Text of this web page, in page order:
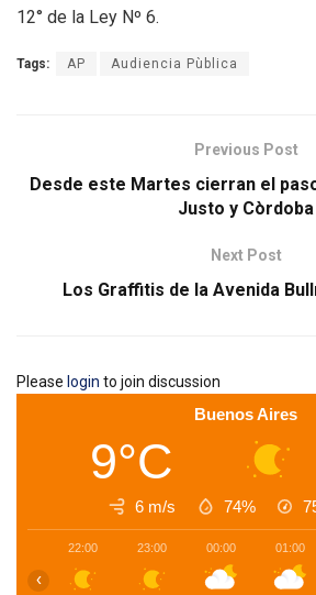
12° de la Ley Nº 6.
Tags: AP Audiencia Pùblica
Previous Post
Desde este Martes cierran el
Justo y Còrdoba
Next Post
Los Graffitis de la Avenida
Please login to join discussion
Buenos Aires
9°C
6 m/s 74%
22:00 23:00 00:00 01:00
‹